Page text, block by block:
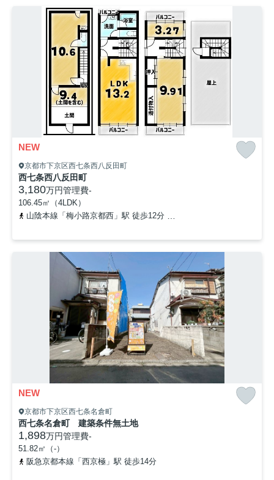
NEW
京都市下京区西七条西八反田町
西七条西八反田町
3,180万円管理費-
106.45㎡（4LDK）
山陰本線「梅小路京都西」駅 徒歩12分
NEW
京都市下京区西七条名倉町
西七条名倉町 建築条件無土地
1,898万円管理費-
51.82㎡（-）
阪急京都本線「西京極」駅 徒歩14分